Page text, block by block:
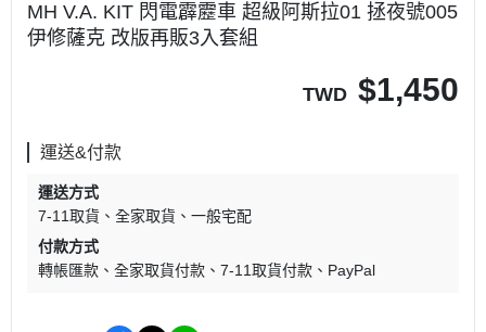
MH V.A. KIT 閃電霹靂車 超級阿斯拉01 拯夜號005
伊修薩克 改版再販3入套組
TWD $1,450
運送&付款
運送方式
7-11取貨
全家取貨
一般宅配
付款方式
轉帳匯款
全家取貨付款 7-11取貨付款 PayPal